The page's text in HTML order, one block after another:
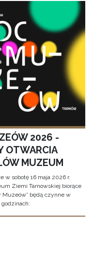
2026 -
OTWARCIA
MUZEUM
w sobotę 16 maja 2026 r.
Ziemi Tarnowskiej biorące
Muzeów” będą czynne w